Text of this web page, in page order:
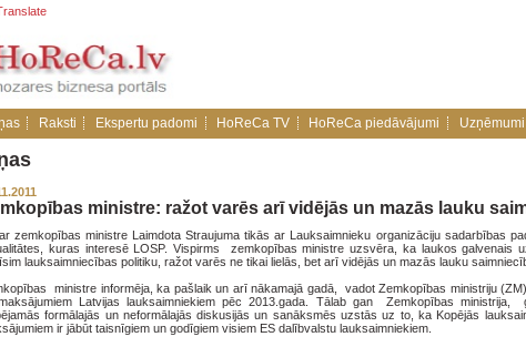
Raksti Ekspertu padomi HoReCa TV HoReCa piedāvājumi Uzņēmumi
ministre: ražot varēs arī vidējās un mazās lauku
zemkopības ministre Laimdota Straujuma tikās ar Lauksaimnieku organizāciju sadarbības
kuras interesē LOSP. Vispirms zemkopības ministre uzsvēra, ka laukos galvenais
lauksaimniecības politiku, ražot varēs ne tikai lielās, bet arī vidējās un mazās lauku
ministre informēja, ka pašlaik un arī nākamajā gadā, vadot Zemkopības ministriju
Latvijas lauksaimniekiem pēc 2013.gada. Tālab gan Zemkopības
formālajās un neformālajās diskusijās un sanāksmēs uzstās uz to, ka Kopējās
ir jābūt taisnīgiem un godīgiem visiem ES dalībvalstu lauksaimniekiem.